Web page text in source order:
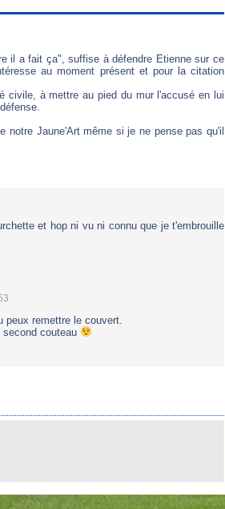
il a fait ça", suffise à défendre Etienne sur ce
au moment présent et pour la citation
civile, à mettre au pied du mur l'accusé en lui
Jaune'Art même si je ne pense pas qu'il
et hop ni vu ni connu que je t'embrouille
peux remettre le couvert.
couteau